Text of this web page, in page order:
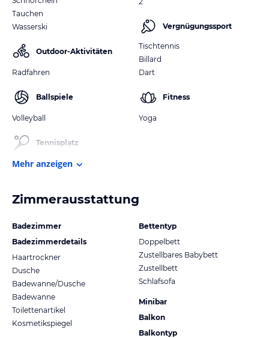
Tauchen
Wasserski
Outdoor-Aktivitäten
Radfahren
Ballspiele
Volleyball
Tennisplatz
Vergnügungssport
Tischtennis
Billard
Dart
Fitness
Yoga
Mehr anzeigen
Zimmerausstattung
Badezimmer
Badezimmerdetails
Haartrockner
Dusche
Badewanne/Dusche
Badewanne
Toilettenartikel
Kosmetikspiegel
Bettentyp
Doppelbett
Zustellbares Babybett
Zustellbett
Schlafsofa
Minibar
Balkon
Balkontyp